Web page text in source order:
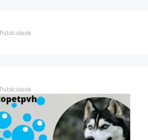
Publicidade
Publicidade